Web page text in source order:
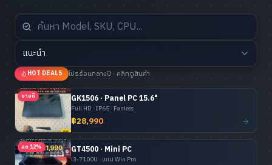
แนะนำ
HOT DEALS โปรร้อนกลางปี · คลิกดูสินค้า
ขายดี GK1506 · Panel PC 15.6"
Full HD · IP65 · Fanless
฿28,990
ลด 12% GT4500 · Mini PC
i3-7100U · แถม Win Pro